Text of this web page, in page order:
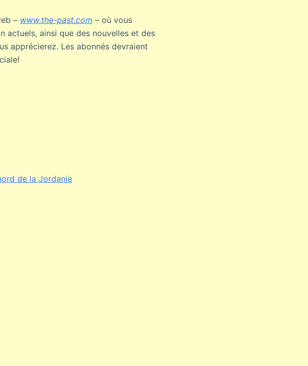
– www.the-past.com – où vous
ainsi que des nouvelles et des
apprécierez. Les abonnés devraient
de la Jordanie